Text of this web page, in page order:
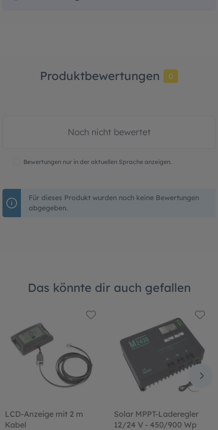
Produktbewertungen 0
Noch nicht bewertet
Bewertungen nur in der aktuellen Sprache anzeigen.
Für dieses Produkt wurden noch keine Bewertungen
abgegeben.
Das könnte dir auch gefallen
LCD-Anzeige mit 2 m
Kabel
Solar MPPT-Laderegler
12/24 V - 450/900 Wp